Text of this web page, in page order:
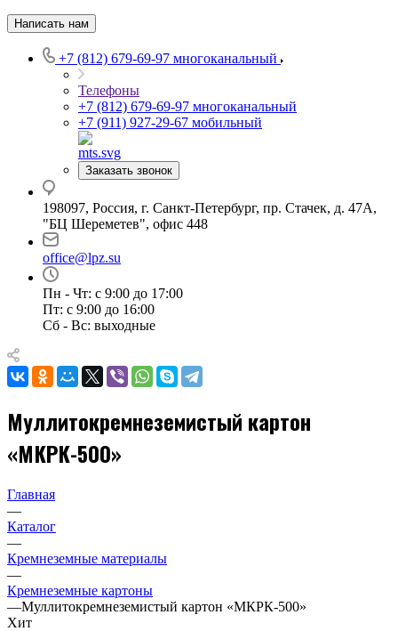
Написать нам
+7 (812) 679-69-97 многоканальный
Телефоны
+7 (812) 679-69-97 многоканальный
+7 (911) 927-29-67 мобильный
Заказать звонок
198097, Россия, г. Санкт-Петербург, пр. Стачек, д. 47А,
"БЦ Шереметев", офис 448
office@lpz.su
Пн - Чт: с 9:00 до 17:00
Пт: с 9:00 до 16:00
Сб - Вс: выходные
Муллитокремнеземистый картон
«МКРК-500»
Главная
—
Каталог
—
Кремнеземные материалы
—
Кремнеземные картоны
—Муллитокремнеземистый картон «МКРК-500»
Хит